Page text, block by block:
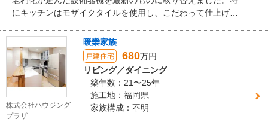
にキッチンはモザイクタイルを使用し、こだわって仕上げま
株式会社ハウジング
プラザ
暖欒家族
戸建住宅 680万円
リビング／ダイニング
築年数：21〜25年
施工地：福岡県
家族構成：不明